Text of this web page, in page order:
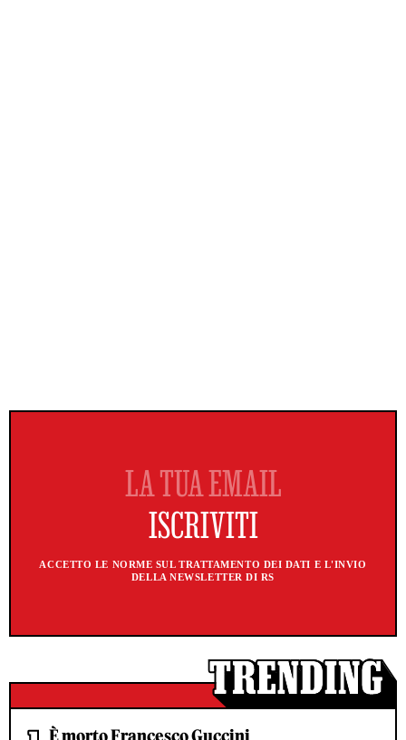
ACCETTO LE NORME SUL TRATTAMENTO DEI DATI E L'INVIO
DELLA NEWSLETTER DI RS
È morto Francesco Guccini